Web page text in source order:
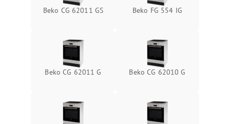
Beko CG 62011 GS Beko FG 554 IG
Beko CG 62011 G Beko CG 62010 G